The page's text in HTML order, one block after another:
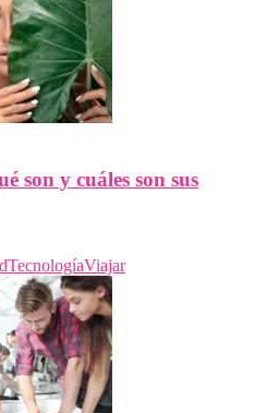
son y cuáles son sus
TecnologíaViajar